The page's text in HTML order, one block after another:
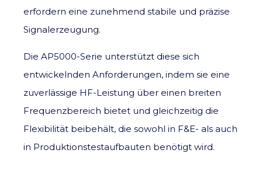
erfordern eine zunehmend stabile und präzise
Signalerzeugung.
Die AP5000-Serie unterstützt diese sich
entwickelnden Anforderungen, indem sie eine
zuverlässige HF-Leistung über einen breiten
Frequenzbereich bietet und gleichzeitig die
Flexibilität beibehält, die sowohl in F&E- als auch
in Produktionstestaufbauten benötigt wird.